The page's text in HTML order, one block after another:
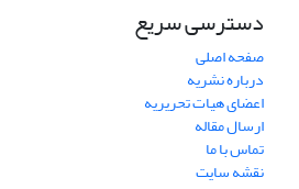
دسترسی سریع
صفحه اصلی
درباره نشریه
اعضای هیات تحریریه
ارسال مقاله
تماس با ما
نقشه سایت